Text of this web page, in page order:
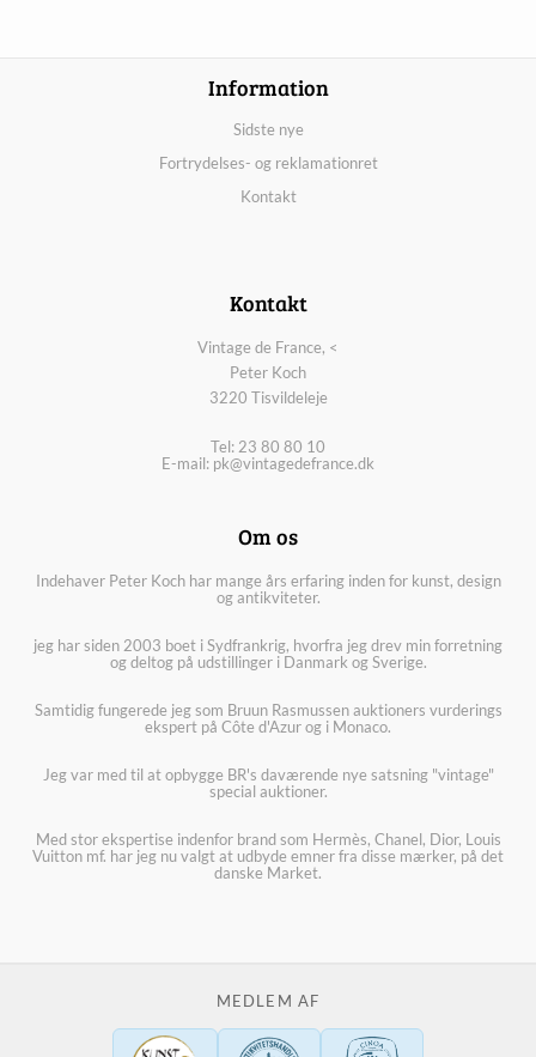
Information
Sidste nye
Fortrydelses- og reklamationret
Kontakt
Kontakt
Vintage de France, <
Peter Koch
3220 Tisvildeleje
Tel: 23 80 80 10
E-mail: pk@vintagedefrance.dk
Om os
Indehaver Peter Koch har mange års erfaring inden for kunst, design
og antikviteter.
jeg har siden 2003 boet i Sydfrankrig, hvorfra jeg drev min forretning
og deltog på udstillinger i Danmark og Sverige.
Samtidig fungerede jeg som Bruun Rasmussen auktioners vurderings
ekspert på Côte d'Azur og i Monaco.
Jeg var med til at opbygge BR's daværende nye satsning "vintage"
special auktioner.
Med stor ekspertise indenfor brand som Hermès, Chanel, Dior, Louis
Vuitton mf. har jeg nu valgt at udbyde emner fra disse mærker, på det
danske Market.
MEDLEM AF